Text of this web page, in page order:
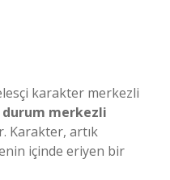
karakter merkezli
durum merkezli
Karakter, artık
içinde eriyen bir